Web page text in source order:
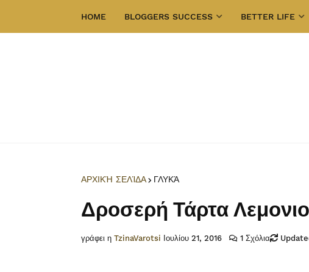
HOME BLOGGERS SUCCESS BETTER LIFE
ΑΡΧΙΚΉ ΣΕΛΊΔΑ ΓΛΥΚΆ
Δροσερή Τάρτα
γράφει η TzinaVarotsi Ιουλίου 21, 2016 1 Σχόλια